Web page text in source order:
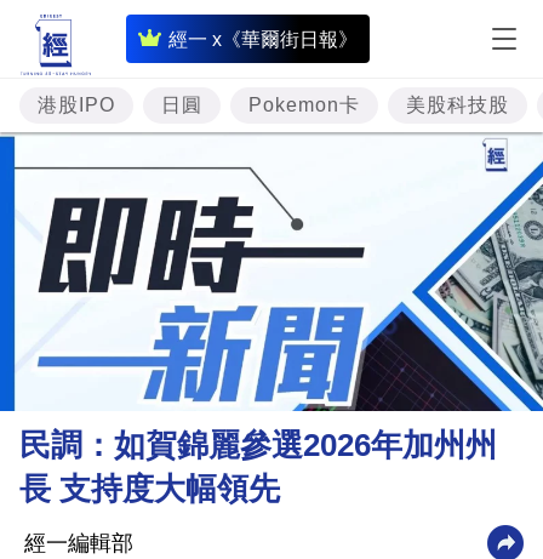
經一 x《華爾街日報》
即
時
財
經
專
題
投
資
樓
市
財
商
港股IPO 日圓 Pokemon卡 美股科技股
民調：如賀錦麗參選2026年加州州
長 支持度大幅領先
經一編輯部